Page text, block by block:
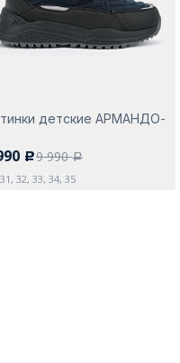
детские АРМАНДО-
c9 990a
32, 33, 34, 35